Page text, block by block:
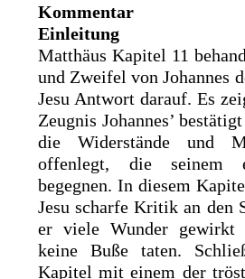
Kommentar
Einleitung
Matthäus Kapitel 11
und Zweifel von Johannes
Jesu Antwort darauf. Es
Zeugnis Johannes’
die Widerstände und
offenlegt, die seinem
begegnen. In diesem
Jesu scharfe Kritik an den
er viele Wunder gewirkt
keine Buße taten.
Kapitel mit einem der